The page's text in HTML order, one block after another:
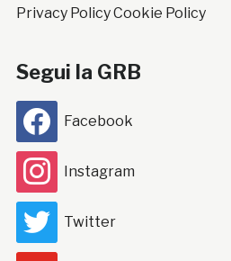
Privacy PolicyCookie Policy
Segui la GRB
Facebook
Instagram
Twitter